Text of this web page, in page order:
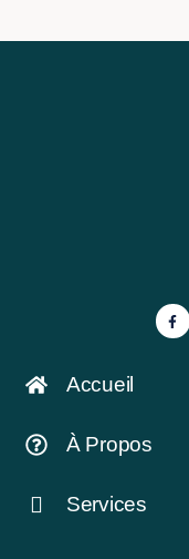
Accueil
À Propos
Services